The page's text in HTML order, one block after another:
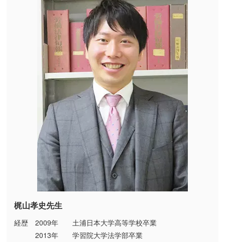
梶山孝史先生
経歴 2009年 土浦日本大学高等学校卒業
2013年 学習院大学法学部卒業